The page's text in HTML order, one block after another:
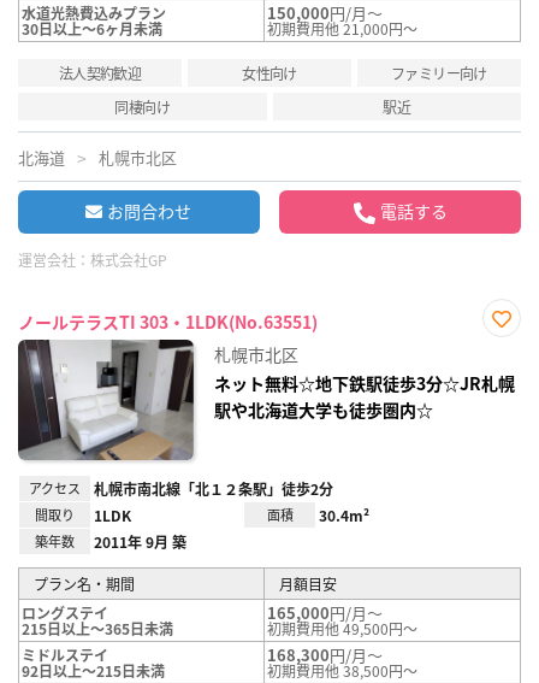
水道光熱費込みプラン
30日以上～6ヶ月未満
150,000円/月～
初期費用他 21,000円～
法人契約歓迎 女性向け
ファミリー向け
同棲向け
駅近
北海道 札幌市北区
お問合わせ 電話する
運営会社： 株式会社GP
ノールテラスTI 303・1LDK(No.63551)
り登
録
札幌市北区
ネット無料☆地下鉄駅徒歩3分☆JR札幌
駅や北海道大学も徒歩圏内☆
アクセス 札幌市南北線「北１２条駅」徒歩2分
間取り 1LDK 面積 30.4m²
築年数 2011年 9月 築
プラン名・期間
月額目安
ロングステイ
215日以上～365日未満
165,000円/月～
初期費用他 49,500円～
ミドルステイ
92日以上～215日未満
168,300円/月～
初期費用他 38,500円～